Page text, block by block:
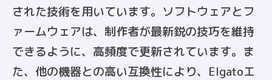
された技術を用いています。ソフトウェアとフ
ァームウェアは、制作者が最新鋭の技巧を維持
できるように、高頻度で更新されています。ま
た、他の機器との高い互換性により、Elgatoエ